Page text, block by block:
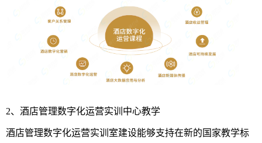
2、酒店管理数字化运营实训中心教学
酒店管理数字化运营实训室建设能够支持在新的国家教学标